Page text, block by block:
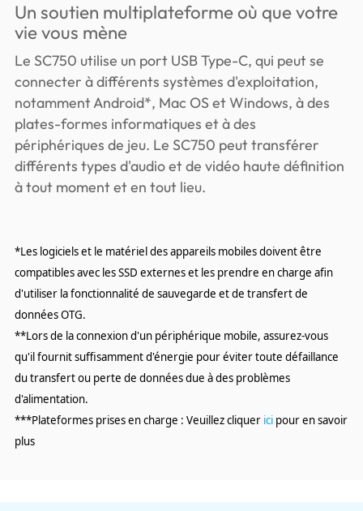
Un soutien multiplateforme où que votre
vie vous mène
Le SC750 utilise un port USB Type-C, qui peut se
connecter à différents systèmes d'exploitation,
notamment Android*, Mac OS et Windows, à des
plates-formes informatiques et à des
périphériques de jeu. Le SC750 peut transférer
différents types d'audio et de vidéo haute définition
à tout moment et en tout lieu.
*Les logiciels et le matériel des appareils mobiles doivent être
compatibles avec les SSD externes et les prendre en charge afin
d'utiliser la fonctionnalité de sauvegarde et de transfert de
données OTG.
**Lors de la connexion d'un périphérique mobile, assurez-vous
qu'il fournit suffisamment d'énergie pour éviter toute défaillance
du transfert ou perte de données due à des problèmes
d'alimentation.
***Plateformes prises en charge : Veuillez cliquer icipour en savoir
plus